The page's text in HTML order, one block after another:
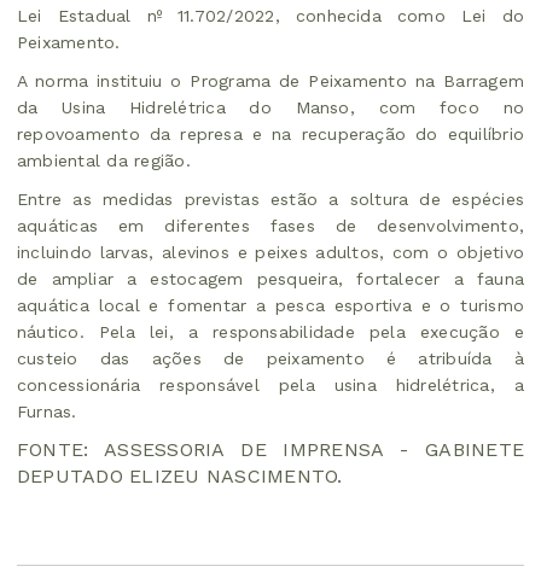
Lei Estadual nº 11.702/2022, conhecida como Lei do
Peixamento.
A norma instituiu o Programa de Peixamento na Barragem
da Usina Hidrelétrica do Manso, com foco no
repovoamento da represa e na recuperação do equilíbrio
ambiental da região.
Entre as medidas previstas estão a soltura de espécies
aquáticas em diferentes fases de desenvolvimento,
incluindo larvas, alevinos e peixes adultos, com o objetivo
de ampliar a estocagem pesqueira, fortalecer a fauna
aquática local e fomentar a pesca esportiva e o turismo
náutico. Pela lei, a responsabilidade pela execução e
custeio das ações de peixamento é atribuída à
concessionária responsável pela usina hidrelétrica, a
Furnas.
FONTE: ASSESSORIA DE IMPRENSA - GABINETE
DEPUTADO ELIZEU NASCIMENTO.